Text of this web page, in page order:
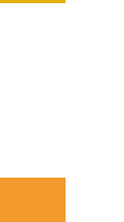
Newsletter!